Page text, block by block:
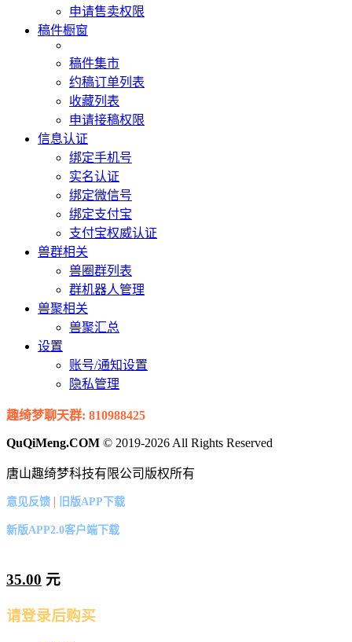
申请售卖权限
稿件橱窗
稿件集市
约稿订单列表
收藏列表
申请接稿权限
信息认证
绑定手机号
实名认证
绑定微信号
绑定支付宝
支付宝权威认证
兽群相关
兽圈群列表
群机器人管理
兽聚相关
兽聚汇总
设置
账号/通知设置
隐私管理
趣绮梦聊天群: 810988425
QuQiMeng.COM © 2019-2026 All Rights Reserved
唐山趣绮梦科技有限公司版权所有
意见反馈 | 旧版APP下载
新版APP2.0客户端下载
35.00 元
请登录后购买